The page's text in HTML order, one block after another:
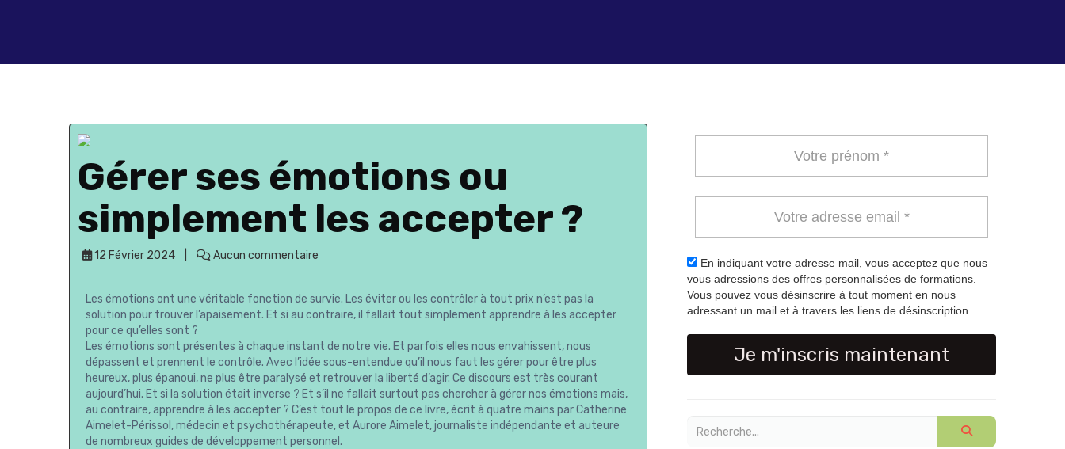
Gérer ses émotions ou
simplement les accepter ?
12 Février 2024 Aucun commentaire
Les émotions ont une véritable fonction de survie. Les éviter ou les contrôler à tout prix n’est pas la
solution pour trouver l’apaisement. Et si au contraire, il fallait tout simplement apprendre à les accepter
pour ce qu’elles sont ?
Les émotions sont présentes à chaque instant de notre vie. Et parfois elles nous envahissent, nous
dépassent et prennent le contrôle. Avec l’idée sous-entendue qu’il nous faut les gérer pour être plus
heureux, plus épanoui, ne plus être paralysé et retrouver la liberté d’agir. Ce discours est très courant
aujourd’hui. Et si la solution était inverse ? Et s’il ne fallait surtout pas chercher à gérer nos émotions mais,
au contraire, apprendre à les accepter ? C’est tout le propos de ce livre, écrit à quatre mains par Catherine
Aimelet-Périssol, médecin et psychothérapeute, et Aurore Aimelet, journaliste indépendante et auteure
de nombreux guides de développement personnel.
En indiquant votre adresse mail, vous acceptez que nous
vous adressions des offres personnalisées de formations.
Vous pouvez vous désinscrire à tout moment en nous
adressant un mail et à travers les liens de désinscription.
Je m'inscris maintenant